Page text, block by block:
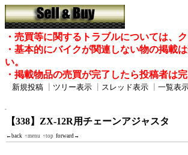
・売買等に関するトラブルについては、
・基本的にバイクが関連しない物の掲載
い。
・掲載物品の売買が完了したら投稿者は
新規投稿 ツリー表示 スレッド表示 一覧表
【338】ZX-12R用チェーンアジャスタ
←back ↑menu ↑top forward→